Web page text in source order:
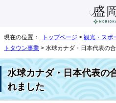
現在の位置： トップページ > 観光・スポ
トタウン事業 > 水球カナダ・日本代表の
水球カナダ・日本代表の
れました